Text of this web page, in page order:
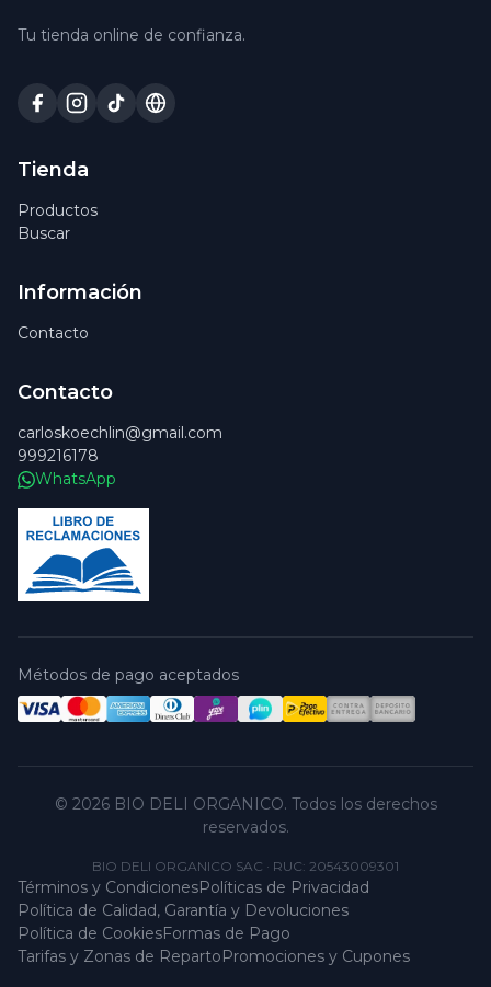
Tu tienda online de confianza.
Tienda
Productos
Buscar
Información
Contacto
Contacto
carloskoechlin@gmail.com
999216178
WhatsApp
Métodos de pago aceptados
© 2026 BIO DELI ORGANICO. Todos los derechos
reservados.
BIO DELI ORGANICO SAC · RUC: 20543009301
Términos y CondicionesPolíticas de Privacidad
Política de Calidad, Garantía y Devoluciones
Política de CookiesFormas de Pago
Tarifas y Zonas de RepartoPromociones y Cupones